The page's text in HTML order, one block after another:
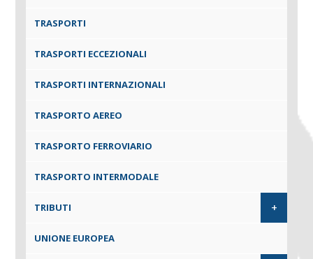
TRASPORTI
TRASPORTI ECCEZIONALI
TRASPORTI INTERNAZIONALI
TRASPORTO AEREO
TRASPORTO FERROVIARIO
TRASPORTO INTERMODALE
TRIBUTI +
UNIONE EUROPEA